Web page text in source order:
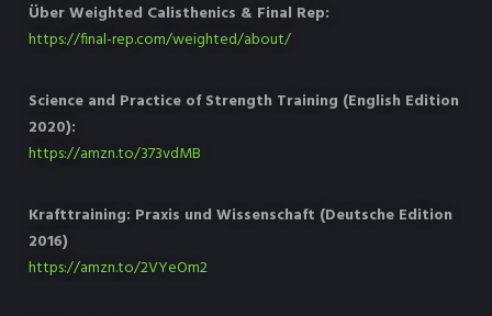
Über Weighted Calisthenics & Final Rep:
https://final-rep.com/weighted/about/
Science and Practice of Strength Training (English Edition
2020):
https://amzn.to/373vdMB
Krafttraining: Praxis und Wissenschaft (Deutsche Edition
2016)
https://amzn.to/2VYeOm2